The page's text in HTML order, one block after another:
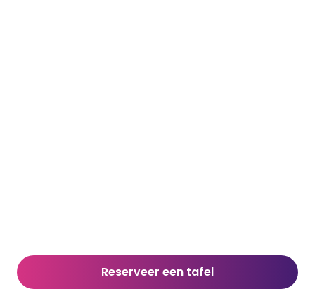
Reserveer een tafel